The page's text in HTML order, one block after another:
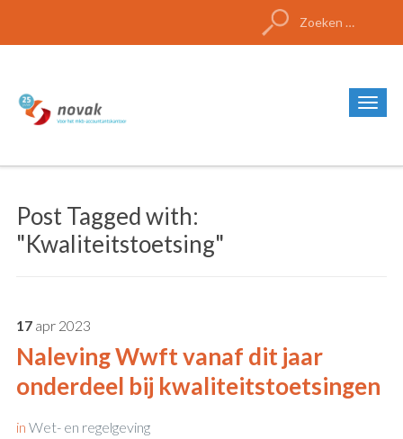
Zoeken
naar:
Post Tagged with:
"Kwaliteitstoetsing"
17 apr 2023
Naleving Wwft vanaf dit jaar
onderdeel bij kwaliteitstoetsingen
in Wet- en regelgeving